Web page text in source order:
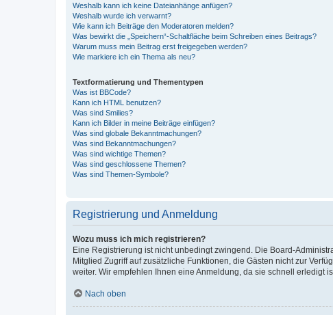
Weshalb kann ich keine Dateianhänge anfügen?
Weshalb wurde ich verwarnt?
Wie kann ich Beiträge den Moderatoren melden?
Was bewirkt die „Speichern“-Schaltfläche beim Schreiben eines Beitrags?
Warum muss mein Beitrag erst freigegeben werden?
Wie markiere ich ein Thema als neu?
Textformatierung und Thementypen
Was ist BBCode?
Kann ich HTML benutzen?
Was sind Smilies?
Kann ich Bilder in meine Beiträge einfügen?
Was sind globale Bekanntmachungen?
Was sind Bekanntmachungen?
Was sind wichtige Themen?
Was sind geschlossene Themen?
Was sind Themen-Symbole?
Registrierung und Anmeldung
Wozu muss ich mich registrieren?
Eine Registrierung ist nicht unbedingt zwingend. Die Board-
Mitglied Zugriff auf zusätzliche Funktionen, die Gästen nicht zur
weiter. Wir empfehlen Ihnen eine Anmeldung, da sie schnell erledigt
Nach oben